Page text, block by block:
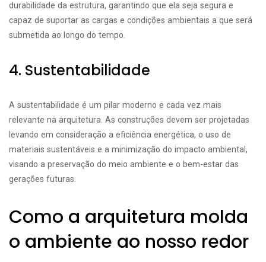
durabilidade da estrutura, garantindo que ela seja segura e
capaz de suportar as cargas e condições ambientais a que será
submetida ao longo do tempo.
4. Sustentabilidade
A sustentabilidade é um pilar moderno e cada vez mais
relevante na arquitetura. As construções devem ser projetadas
levando em consideração a eficiência energética, o uso de
materiais sustentáveis e a minimização do impacto ambiental,
visando a preservação do meio ambiente e o bem-estar das
gerações futuras.
Como a arquitetura molda
o ambiente ao nosso redor